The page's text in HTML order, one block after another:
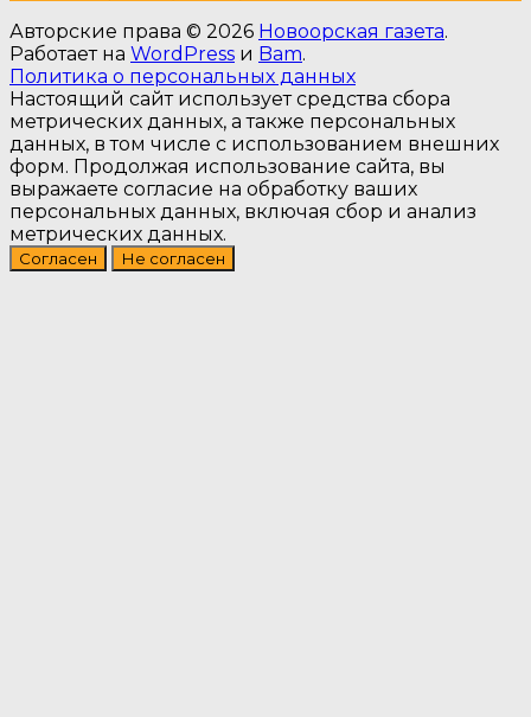
Авторские права © 2026 Новоорская газета.
Работает на WordPress и Bam.
Политика о персональных данных
Настоящий сайт использует средства сбора
метрических данных, а также персональных
данных, в том числе с использованием внешних
форм. Продолжая использование сайта, вы
выражаете согласие на обработку ваших
персональных данных, включая сбор и анализ
метрических данных.
Согласен Не согласен